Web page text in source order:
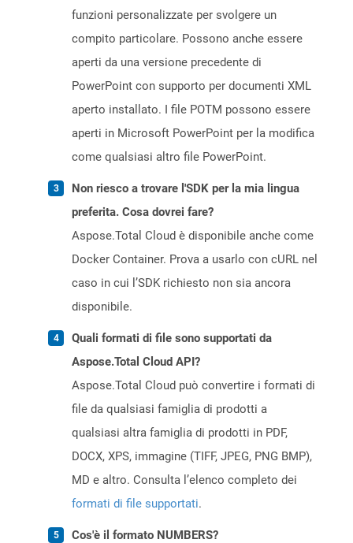
funzioni personalizzate per svolgere un
compito particolare. Possono anche essere
aperti da una versione precedente di
PowerPoint con supporto per documenti XML
aperto installato. I file POTM possono essere
aperti in Microsoft PowerPoint per la modifica
come qualsiasi altro file PowerPoint.
Non riesco a trovare l'SDK per la mia lingua
preferita. Cosa dovrei fare?
Aspose.Total Cloud è disponibile anche come
Docker Container. Prova a usarlo con cURL nel
caso in cui l’SDK richiesto non sia ancora
disponibile.
Quali formati di file sono supportati da
Aspose.Total Cloud API?
Aspose.Total Cloud può convertire i formati di
file da qualsiasi famiglia di prodotti a
qualsiasi altra famiglia di prodotti in PDF,
DOCX, XPS, immagine (TIFF, JPEG, PNG BMP),
MD e altro. Consulta l’elenco completo dei
formati di file supportati.
Cos'è il formato NUMBERS?